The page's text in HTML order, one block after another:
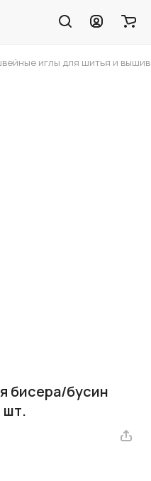
иглы для шитья и
бисера/бусин
шт.